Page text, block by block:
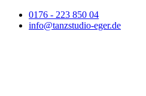
0176 - 223 850 04
info@tanzstudio-eger.de